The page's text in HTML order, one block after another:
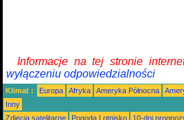
Informacje na tej stronie
wyłączeniu odpowiedzialności
Klimat : Europa Afryka Ameryka Północna
Inny
Zdjęcia satelitarne
Pogoda Lotnisko 10-dni